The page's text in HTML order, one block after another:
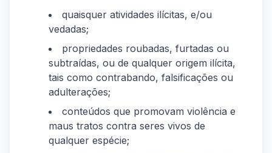
quaisquer atividades ilícitas, e/ou
vedadas;
propriedades roubadas, furtadas ou
subtraídas, ou de qualquer origem ilícita,
tais como contrabando, falsificações ou
adulterações;
conteúdos que promovam violência e
maus tratos contra seres vivos de
qualquer espécie;